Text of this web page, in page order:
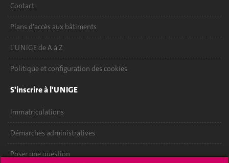
Contact
Plans d'accès aux bâtiments
L'UNIGE de A à Z
Politique et configuration des cookies
S'inscrire à l'UNIGE
Immatriculations
Démarches administratives
Poser une question